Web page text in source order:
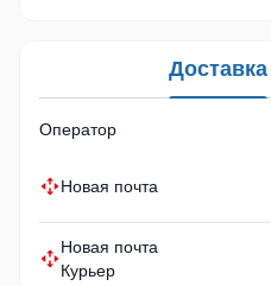
Доставка
Оператор
Новая почта
Новая почта
Курьер